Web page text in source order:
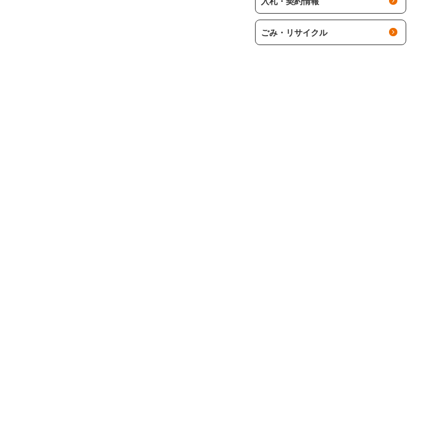
ごみ・リサイクル